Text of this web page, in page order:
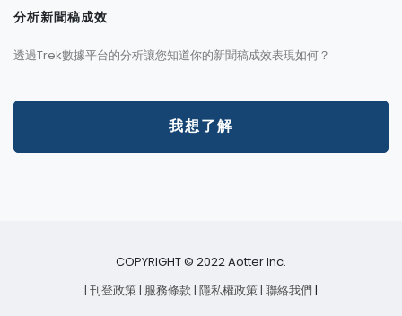
分析新聞稿成效
透過Trek數據平台的分析讓您知道你的新聞稿成效表現如何？
我想了解
COPYRIGHT © 2022 Aotter Inc.
| 刊登政策| 服務條款| 隱私權政策| 聯絡我們 |